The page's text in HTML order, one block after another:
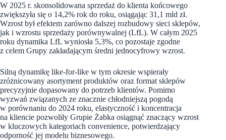
W 2025 r. skonsolidowana sprzedaż do klienta końcowego
zwiększyła się o 14,2% rok do roku, osiągając 31,1 mld zł.
Wzrost był efektem zarówno dalszej rozbudowy sieci sklepów,
jak i wzrostu sprzedaży porównywalnej (LfL). W całym 2025
roku dynamika LfL wyniosła 5,3%, co pozostaje zgodne
z celem Grupy zakładającym średni jednocyfrowy wzrost.
Silną dynamikę like-for-like w tym okresie wspierały
zróżnicowany asortyment produktów oraz format sklepów
precyzyjnie dopasowany do potrzeb klientów. Pomimo
wyzwań związanych ze znacznie chłodniejszą pogodą
w porównaniu do 2024 roku, elastyczność i koncentracja
na kliencie pozwoliły Grupie Żabka osiągnąć znaczący wzrost
w kluczowych kategoriach convenience, potwierdzający
odporność jej modelu biznesowego.